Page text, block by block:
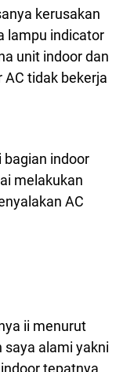
kerusakan
lampu indicator
unit indoor dan
tidak bekerja
bagian indoor
melakukan
AC
ii menurut
saya alami yakni
tepatnya